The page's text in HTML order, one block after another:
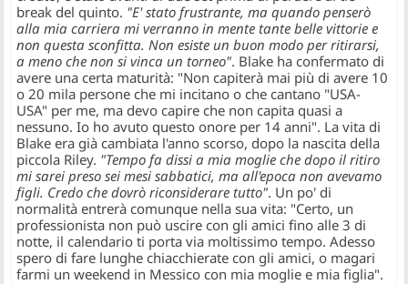
break del quinto. "E' stato frustrante, ma quando penserò
alla mia carriera mi verranno in mente tante belle vittorie e
non questa sconfitta. Non esiste un buon modo per ritirarsi,
a meno che non si vinca un torneo". Blake ha confermato di
avere una certa maturità: "Non capiterà mai più di avere 10
o 20 mila persone che mi incitano o che cantano "USA-
USA" per me, ma devo capire che non capita quasi a
nessuno. Io ho avuto questo onore per 14 anni". La vita di
Blake era già cambiata l'anno scorso, dopo la nascita della
piccola Riley. "Tempo fa dissi a mia moglie che dopo il ritiro
mi sarei preso sei mesi sabbatici, ma all'epoca non avevamo
figli. Credo che dovrò riconsiderare tutto". Un po' di
normalità entrerà comunque nella sua vita: "Certo, un
professionista non può uscire con gli amici fino alle 3 di
notte, il calendario ti porta via moltissimo tempo. Adesso
spero di fare lunghe chiacchierate con gli amici, o magari
farmi un weekend in Messico con mia moglie e mia figlia".